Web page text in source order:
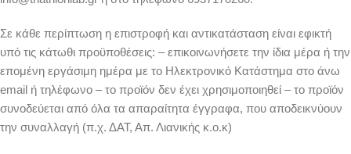
Σε κάθε περίπτωση η επιστροφή και αντικατάσταση είναι εφικτή
υπό τις κάτωθι προϋποθέσεις: – επικοινωνήσετε την ίδια μέρα ή την
επομένη εργάσιμη ημέρα με το Ηλεκτρονικό Κατάστημα στο άνω
email ή τηλέφωνο – το προϊόν δεν έχει χρησιμοποιηθεί – το προϊόν
συνοδεύεται από όλα τα απαραίτητα έγγραφα, που αποδεικνύουν
την συναλλαγή (π.χ. ΔΑΤ, Απ. Λιανικής κ.ο.κ)